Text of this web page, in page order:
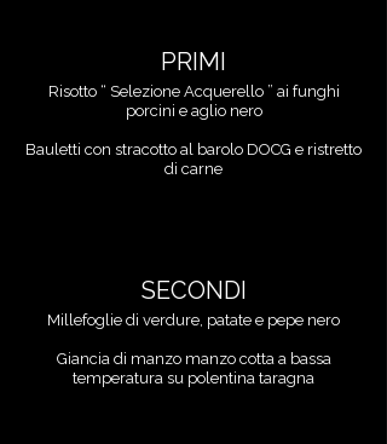
PRIMI
Risotto “ Selezione Acquerello ” ai funghi
porcini e aglio nero
Bauletti con stracotto al barolo DOCG e ristretto
di carne
SECONDI
Millefoglie di verdure, patate e pepe nero
Giancia di manzo manzo cotta a bassa